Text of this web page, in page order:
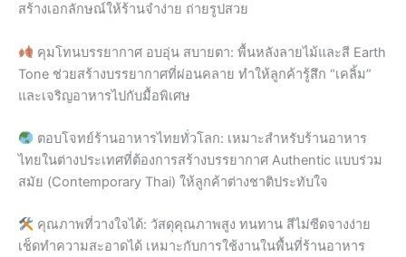
สร้างเอกลักษณ์ให้ร้านจำง่าย ถ่ายรูปสวย
คุมโทนบรรยากาศ อบอุ่น สบายตา: พื้นหลังลายไม้และสี Earth
Tone ช่วยสร้างบรรยากาศที่ผ่อนคลาย ทำให้ลูกค้ารู้สึก “เคลิ้ม”
และเจริญอาหารไปกับมื้อพิเศษ
ตอบโจทย์ร้านอาหารไทยทั่วโลก: เหมาะสำหรับร้านอาหาร
ไทยในต่างประเทศที่ต้องการสร้างบรรยากาศ Authentic แบบร่วม
สมัย (Contemporary Thai) ให้ลูกค้าต่างชาติประทับใจ
คุณภาพที่วางใจได้: วัสดุคุณภาพสูง ทนทาน สีไม่ซีดจางง่าย
เช็ดทำความสะอาดได้ เหมาะกับการใช้งานในพื้นที่ร้านอาหาร